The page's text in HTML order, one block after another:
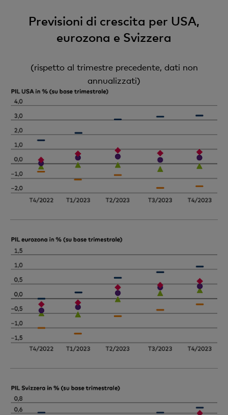
Previsioni di crescita per USA,
eurozona e Svizzera
(rispetto al trimestre precedente, dati non
annualizzati)